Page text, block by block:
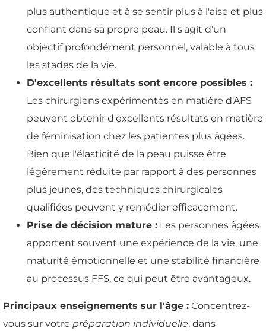
plus authentique et à se sentir plus à l'aise et plus
confiant dans sa propre peau. Il s'agit d'un
objectif profondément personnel, valable à tous
les stades de la vie.
D'excellents résultats sont encore possibles :
Les chirurgiens expérimentés en matière d'AFS
peuvent obtenir d'excellents résultats en matière
de féminisation chez les patientes plus âgées.
Bien que l'élasticité de la peau puisse être
légèrement réduite par rapport à des personnes
plus jeunes, des techniques chirurgicales
qualifiées peuvent y remédier efficacement.
Prise de décision mature : Les personnes âgées
apportent souvent une expérience de la vie, une
maturité émotionnelle et une stabilité financière
au processus FFS, ce qui peut être avantageux.
Principaux enseignements sur l'âge : Concentrez-
vous sur votre préparation individuelle, dans